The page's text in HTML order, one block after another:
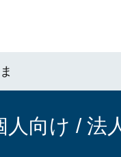
向け / 法